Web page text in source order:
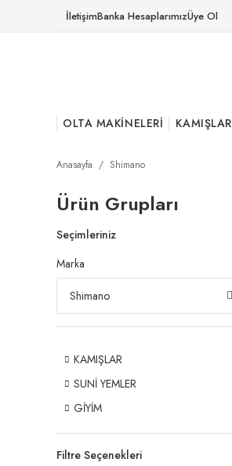
İletişimBanka HesaplarımızÜye Ol
OLTA MAKİNELERİ KAMIŞLAR
Anasayfa Shimano
Ürün Grupları
Seçimleriniz
Marka
Shimano
KAMIŞLAR
SUNİ YEMLER
GİYİM
Filtre Seçenekleri